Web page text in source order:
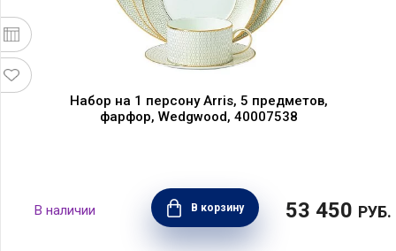
Набор на 1 персону Arris, 5 предметов,
фарфор, Wedgwood, 40007538
В корзину 53 450 РУБ.